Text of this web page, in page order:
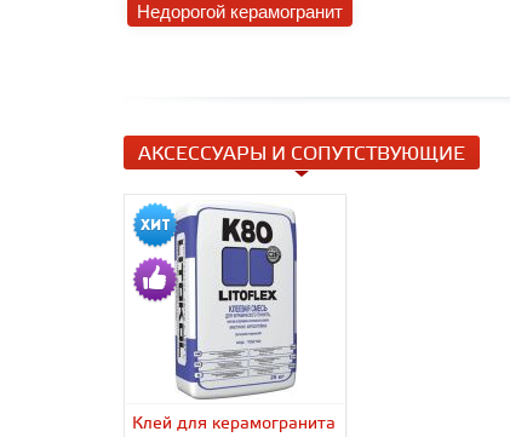
Недорогой керамогранит
АКСЕССУАРЫ И СОПУТСТВУЮЩИЕ
Клей для керамогранита